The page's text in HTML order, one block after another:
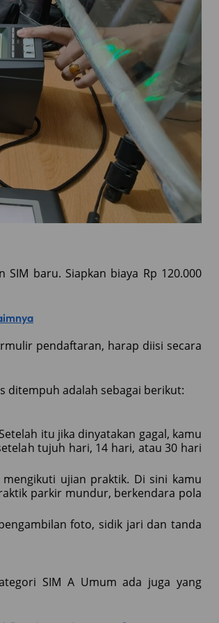
baru. Siapkan biaya Rp 120.000
pendaftaran, harap diisi secara
ditempuh adalah sebagai berikut:
itu jika dinyatakan gagal, kamu
tujuh hari, 14 hari, atau 30 hari
ujian praktik. Di sini kamu
parkir mundur, berkendara pola
foto, sidik jari dan tanda
SIM A Umum ada juga yang